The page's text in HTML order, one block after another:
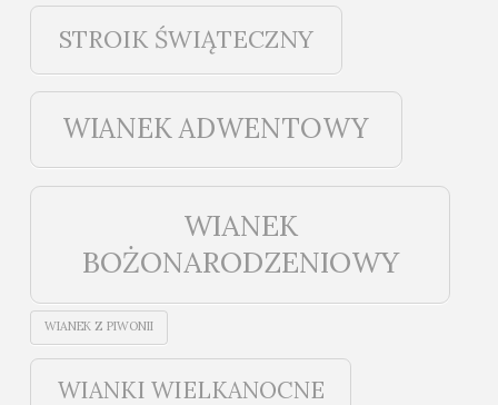
STROIK ŚWIĄTECZNY
WIANEK ADWENTOWY
WIANEK
BOŻONARODZENIOWY
WIANEK Z PIWONII
WIANKI WIELKANOCNE